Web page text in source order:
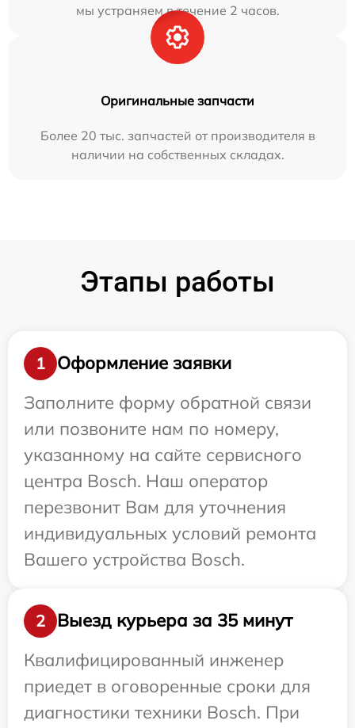
мы устраняем в течение 2 часов.
Оригинальные запчасти
Более 20 тыс. запчастей от производителя в
наличии на собственных складах.
Этапы работы
1
Оформление заявки
Заполните форму обратной связи
или позвоните нам по номеру,
указанному на сайте сервисного
центра Bosch. Наш оператор
перезвонит Вам для уточнения
индивидуальных условий ремонта
Вашего устройства Bosch.
2
Выезд курьера за 35 минут
Квалифицированный инженер
приедет в оговоренные сроки для
диагностики техники Bosch. При